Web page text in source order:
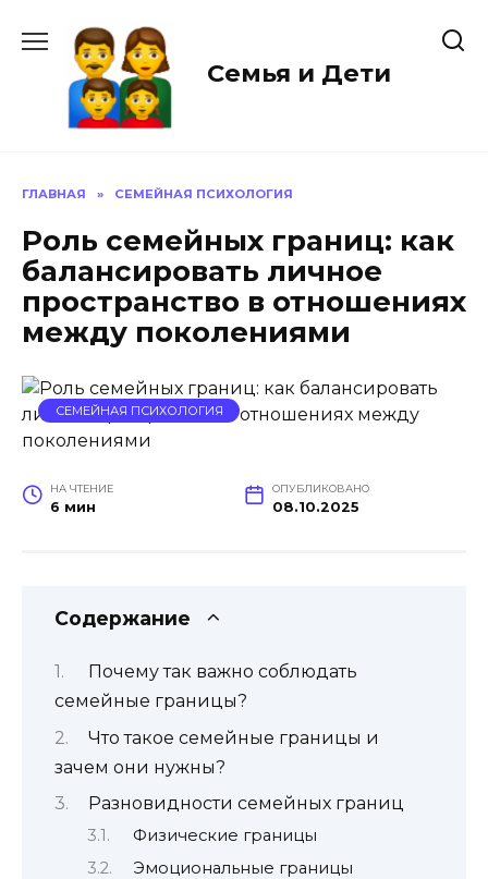
содержанию
Семья и Дети
ГЛАВНАЯ » СЕМЕЙНАЯ ПСИХОЛОГИЯ
Роль семейных границ: как
балансировать личное
пространство в отношениях
между поколениями
СЕМЕЙНАЯ ПСИХОЛОГИЯ
НА ЧТЕНИЕ
6 мин
ОПУБЛИКОВАНО
08.10.2025
Содержание
Почему так важно соблюдать
семейные границы?
Что такое семейные границы и
зачем они нужны?
Разновидности семейных границ
Физические границы
Эмоциональные границы